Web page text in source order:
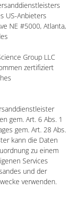
US-Anbieters
NE #5000, Atlanta,
Group LLC
zertifiziert
gem. Art. 6 Abs. 1
gem. Art. 28 Abs.
kann die Daten
zu einem
Services
und der
verwenden.